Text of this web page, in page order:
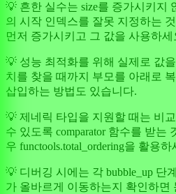
💡 흔한 실수는 size를 증가시키지
의 시작 인덱스를 잘못 지정하는
먼저 증가시키고 그 값을 사용하세
💡 성능 최적화를 위해 실제로 값
치를 찾을 때까지 부모를 아래로
삽입하는 방법도 있습니다.
💡 제네릭 타입을 지원할 때는 비
수 있도록 comparator 함수를 받는
우 functools.total_ordering을 활용하
💡 디버깅 시에는 각 bubble_up 단
가 올바르게 이동하는지 확인하면